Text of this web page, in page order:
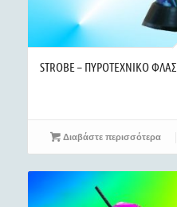
STROBE – ΠΥΡΟΤΕΧΝΙΚΟ ΦΛΑΣ
Διαβάστε περισσότερα